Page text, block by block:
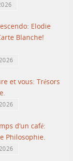
Elodie
Blanche!
et vous: Trésors
d’un café:
Philosophie.